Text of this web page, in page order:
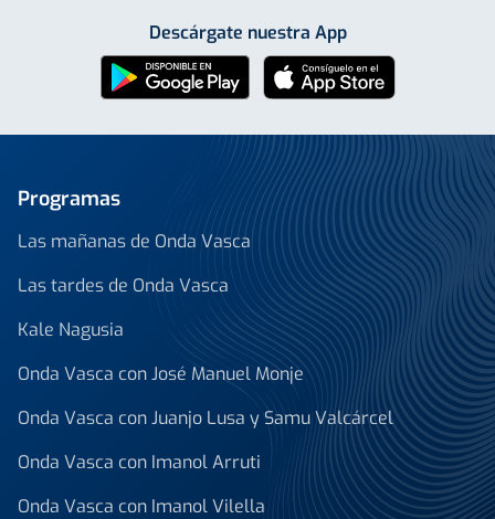
Descárgate nuestra App
Programas
Las mañanas de Onda Vasca
Las tardes de Onda Vasca
Kale Nagusia
Onda Vasca con José Manuel Monje
Onda Vasca con Juanjo Lusa y Samu Valcárcel
Onda Vasca con Imanol Arruti
Onda Vasca con Imanol Vilella